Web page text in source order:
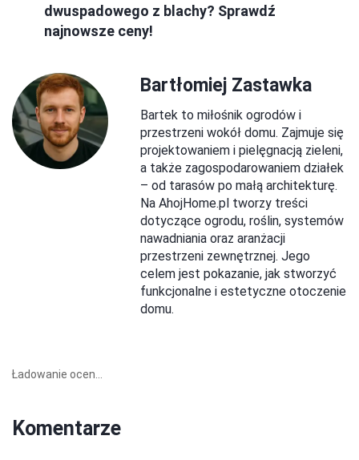
dwuspadowego z blachy? Sprawdź
najnowsze ceny!
Bartłomiej Zastawka
Bartek to miłośnik ogrodów i
przestrzeni wokół domu. Zajmuje się
projektowaniem i pielęgnacją zieleni,
a także zagospodarowaniem działek
– od tarasów po małą architekturę.
Na AhojHome.pl tworzy treści
dotyczące ogrodu, roślin, systemów
nawadniania oraz aranżacji
przestrzeni zewnętrznej. Jego
celem jest pokazanie, jak stworzyć
funkcjonalne i estetyczne otoczenie
domu.
Ładowanie ocen...
Komentarze